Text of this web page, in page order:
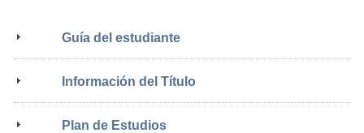
Guía del estudiante
Información del Título
Plan de Estudios